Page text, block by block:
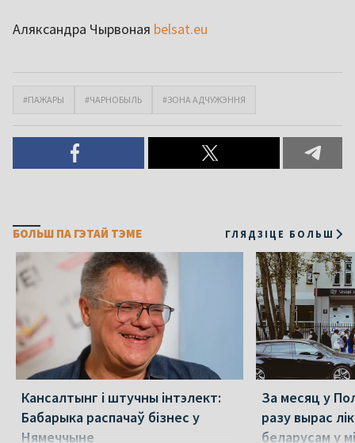
Аляксандра Чырвоная belsat.eu
#ПАЖАРЫ #ЧАРНОБЫЛЬ #ЗОНА АДЧУЖЭННЯ
БОЛЬШ ПА ГЭТАЙ ТЭМЕ ГЛЯДЗІЦЕ БОЛЬШ
Кансалтынг і штучны інтэлект:
Бабарыка распачаў бізнес у
Нямеччыне
За месяц у
разу вырас
беларусам у